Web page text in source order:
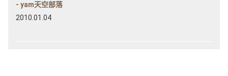
- yam天空部落
2010.01.04